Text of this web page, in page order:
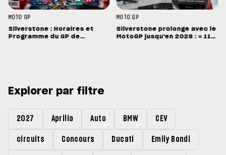
MOTO GP
Silverstone : Horaires et
Programme du GP de
MOTO GP
Silverstone prolonge avec le
MotoGP jusqu'en 2028 : « 11
Explorer par filtre
2027 Aprilia Auto BMW CEV
circuits Concours Ducati Emily Bondi